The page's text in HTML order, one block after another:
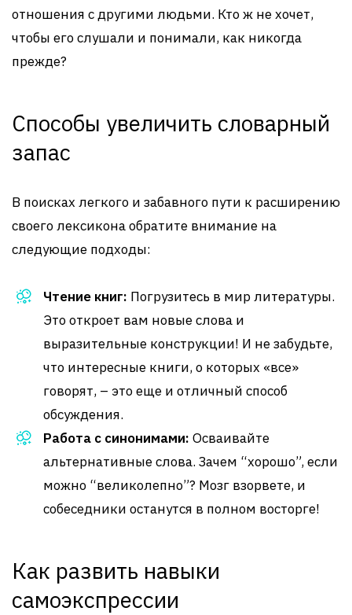
отношения с другими людьми. Кто ж не хочет,
чтобы его слушали и понимали, как никогда
прежде?
Способы увеличить словарный
запас
В поисках легкого и забавного пути к расширению
своего лексикона обратите внимание на
следующие подходы:
Чтение книг: Погрузитесь в мир литературы.
Это откроет вам новые слова и
выразительные конструкции! И не забудьте,
что интересные книги, о которых «все»
говорят, – это еще и отличный способ
обсуждения.
Работа с синонимами: Осваивайте
альтернативные слова. Зачем “хорошо”, если
можно “великолепно”? Мозг взорвете, и
собеседники останутся в полном восторге!
Как развить навыки
самоэкспрессии